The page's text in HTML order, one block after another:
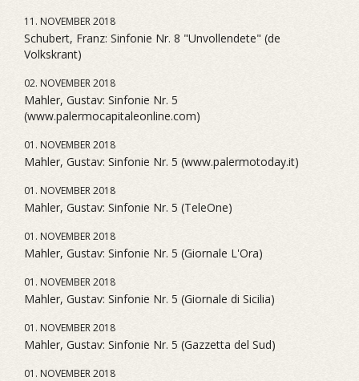
11. NOVEMBER 2018
Schubert, Franz: Sinfonie Nr. 8 "Unvollendete" (de
Volkskrant)
02. NOVEMBER 2018
Mahler, Gustav: Sinfonie Nr. 5
(www.palermocapitaleonline.com)
01. NOVEMBER 2018
Mahler, Gustav: Sinfonie Nr. 5 (www.palermotoday.it)
01. NOVEMBER 2018
Mahler, Gustav: Sinfonie Nr. 5 (TeleOne)
01. NOVEMBER 2018
Mahler, Gustav: Sinfonie Nr. 5 (Giornale L'Ora)
01. NOVEMBER 2018
Mahler, Gustav: Sinfonie Nr. 5 (Giornale di Sicilia)
01. NOVEMBER 2018
Mahler, Gustav: Sinfonie Nr. 5 (Gazzetta del Sud)
01. NOVEMBER 2018